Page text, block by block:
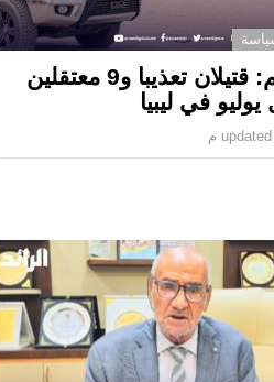
رصد الجرائم: قتيلان تعذيبا و9 معتقلين
في ليبيا
updated